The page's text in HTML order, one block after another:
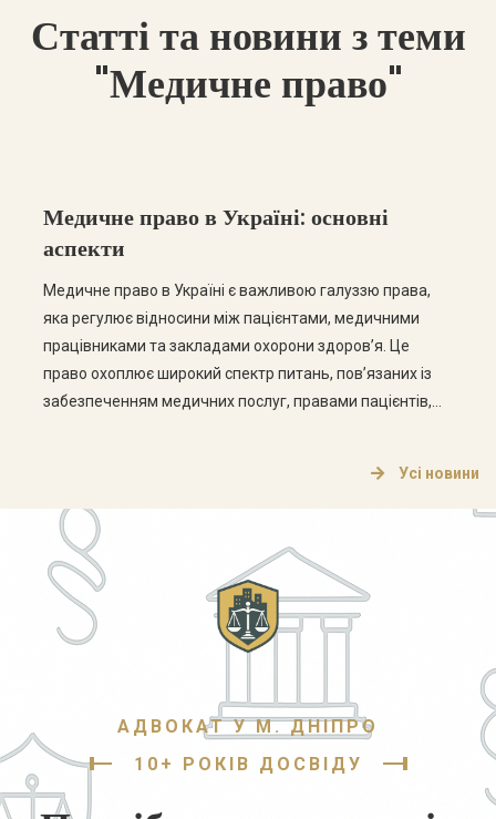
Статті та новини з теми
"Медичне право"
Медичне право в Україні: основні
аспекти
Медичне право в Україні є важливою галуззю права,
яка регулює відносини між пацієнтами, медичними
працівниками та закладами охорони здоров’я. Це
право охоплює широкий спектр питань, пов’язаних із
забезпеченням медичних послуг, правами пацієнтів,
права Медичне право в Україні складається з кількох
ключових аспектів, які варто розглянути […]
Усі новини
АДВОКАТ У М. ДНІПРО
10+ РОКІВ ДОСВІДУ